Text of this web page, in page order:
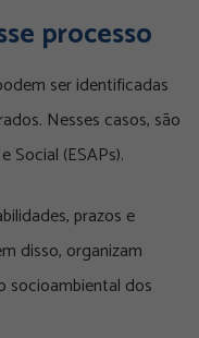
processo
ser identificadas
Nesses casos, são
Social (ESAPs).
prazos e
disso, organizam
socioambiental dos